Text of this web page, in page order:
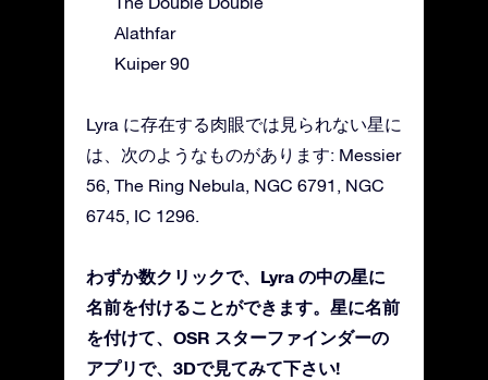
Alathfar
Kuiper 90
Lyra に存在する肉眼では見られない星に
は、次のようなものがあります: Messier
56, The Ring Nebula, NGC 6791, NGC
6745, IC 1296.
わずか数クリックで、Lyra の中の星に
名前を付けることができます。星に名前
を付けて、OSR スターファインダーの
アプリで、3Dで見てみて下さい!